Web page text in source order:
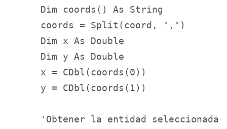
    Dim coords() As String
    coords = Split(coord, ",")
    Dim x As Double
    Dim y As Double
    x = CDbl(coords(0))
    y = CDbl(coords(1))
    'Obtener la entidad seleccionada